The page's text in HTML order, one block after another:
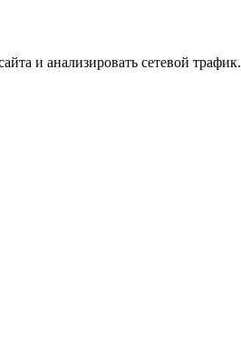
и анализировать сетевой трафик.